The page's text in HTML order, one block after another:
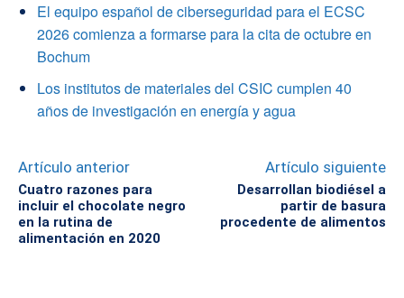
El equipo español de ciberseguridad para el ECSC
2026 comienza a formarse para la cita de octubre en
Bochum
Los institutos de materiales del CSIC cumplen 40
años de investigación en energía y agua
Artículo anterior
Cuatro razones para
incluir el chocolate negro
en la rutina de
alimentación en 2020
Artículo siguiente
Desarrollan biodiésel a
partir de basura
procedente de alimentos